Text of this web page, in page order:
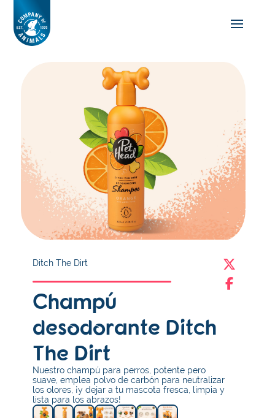
Ditch The Dirt
Champú
desodorante Ditch
The Dirt
Nuestro champú para perros, potente pero
suave, emplea polvo de carbón para neutralizar
los olores, ¡y dejar a tu mascota fresca, limpia y
lista para los abrazos!